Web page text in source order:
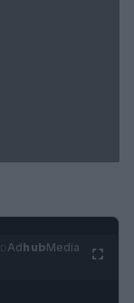
AdhubMedia